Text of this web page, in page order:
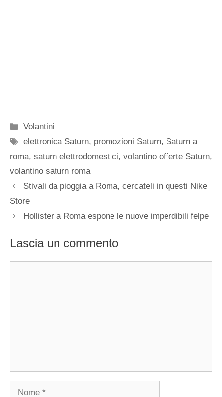
Categorie
Volantini
Tag
elettronica Saturn, promozioni Saturn, Saturn a
roma, saturn elettrodomestici, volantino offerte Saturn,
volantino saturn roma
Stivali da pioggia a Roma, cercateli in questi Nike
Store
Hollister a Roma espone le nuove imperdibili felpe
Lascia un commento
Nome